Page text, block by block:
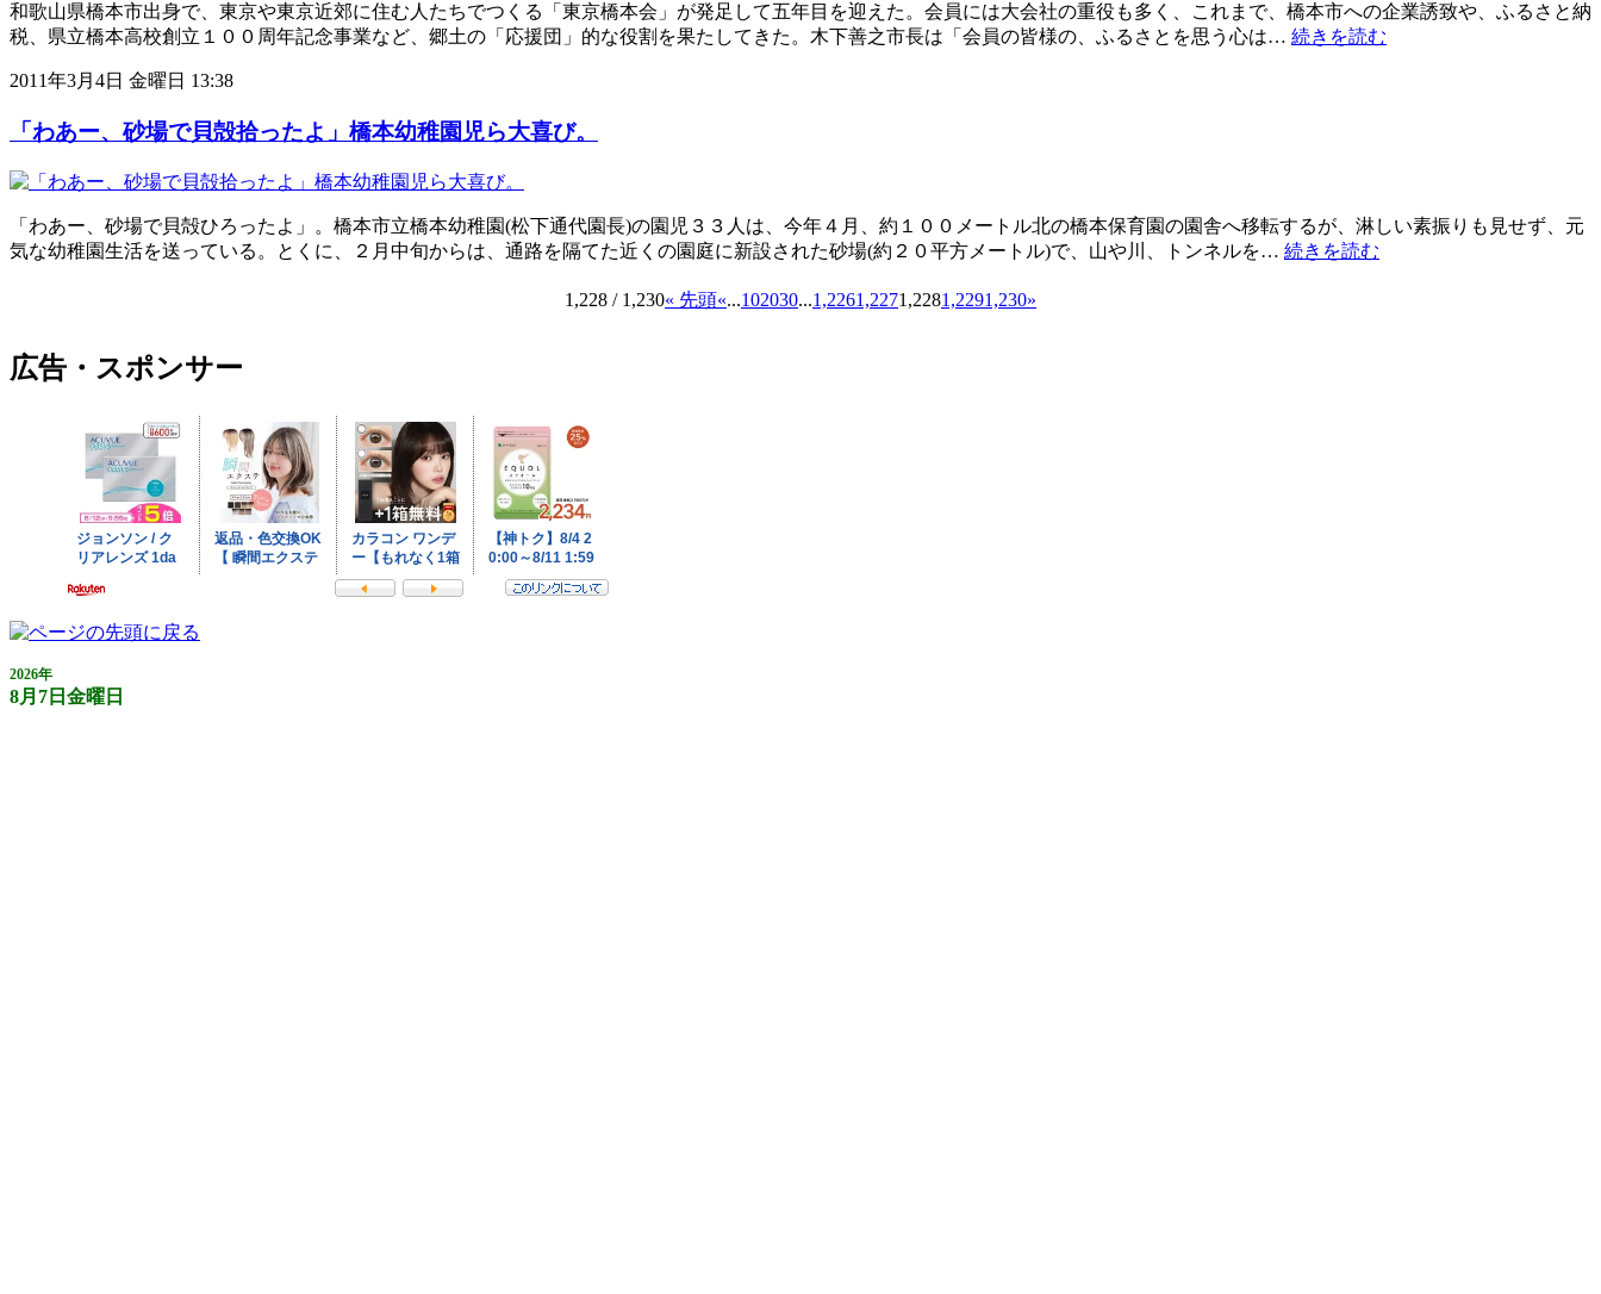
和歌山県橋本市出身で、東京や東京近郊に住む人たちでつくる「東京橋本会」が発足して五年目を迎えた。会員には大会社の重役も多く、これまで、橋本市への企業誘致や、ふるさと納
税、県立橋本高校創立１００周年記念事業など、郷土の「応援団」的な役割を果たしてきた。木下善之市長は「会員の皆様の、ふるさとを思う心は… 続きを読む
2011年3月4日 金曜日 13:38
「わあー、砂場で貝殻拾ったよ」橋本幼稚園児ら大喜び。
「わあー、砂場で貝殻ひろったよ」。橋本市立橋本幼稚園(松下通代園長)の園児３３人は、今年４月、約１００メートル北の橋本保育園の園舎へ移転するが、淋しい素振りも見せず、元
気な幼稚園生活を送っている。とくに、２月中旬からは、通路を隔てた近くの園庭に新設された砂場(約２０平方メートル)で、山や川、トンネルを… 続きを読む
1,228 / 1,230« 先頭«...102030...1,2261,2271,2281,2291,230»
広告・スポンサー
2026年
8月7日金曜日